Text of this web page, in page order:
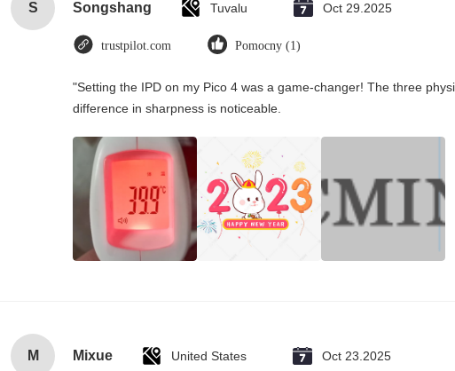
S Songshang Tuvalu Oct 29.2025
trustpilot.com Pomocny (1)
"Setting the IPD on my Pico 4 was a game-changer! The three
difference in sharpness is noticeable.
M Mixue United States Oct 23.2025